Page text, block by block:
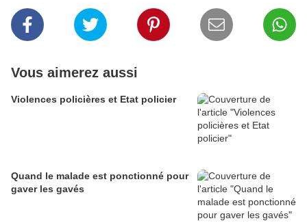
Vous aimerez aussi
Violences policières et Etat policier
Quand le malade est ponctionné pour
gaver les gavés